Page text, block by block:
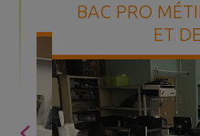
BAC PRO
ET DE